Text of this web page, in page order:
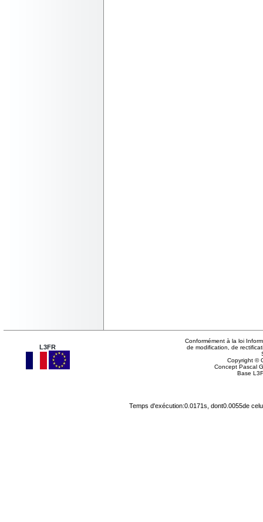
L3FR
Conformément à la loi
de modification, de
Copyright ©
Concept Pascal
Base
Temps d'exécution:0.0171s, dont0.0055de